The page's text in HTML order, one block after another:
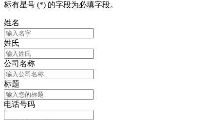
标有星号 (*) 的字段为必填字段。
姓名
姓氏
公司名称
标题
电话号码